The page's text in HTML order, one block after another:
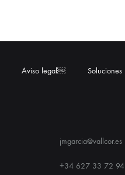
Aviso legal￼ Soluciones
jmgarcia@vallcor.es
+34 627 33 72 94